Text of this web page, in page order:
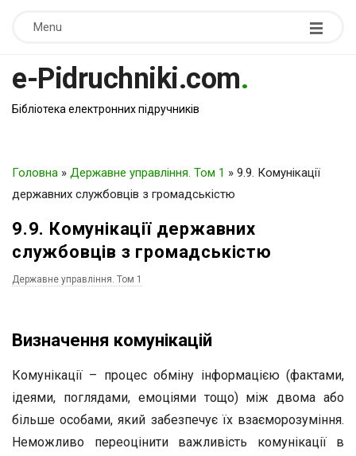
Menu
e-Pidruchniki.com.
Бібліотека електронних підручників
Головна » Державне управління. Том 1 » 9.9. Комунікації
державних службовців з громадськістю
9.9. Комунікації державних
службовців з громадськістю
Державне управління. Том 1
Визначення комунікацій
Комунікації – процес обміну інформацією (фактами,
ідеями, поглядами, емоціями тощо) між двома або
більше особами, який забезпечує їх взаєморозуміння.
Неможливо переоцінити важливість комунікації в